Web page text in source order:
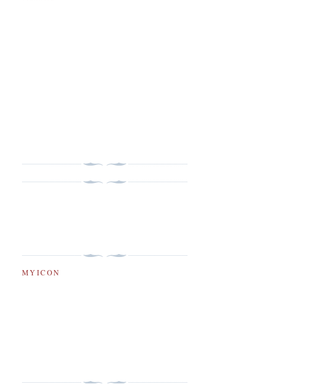
MYICON